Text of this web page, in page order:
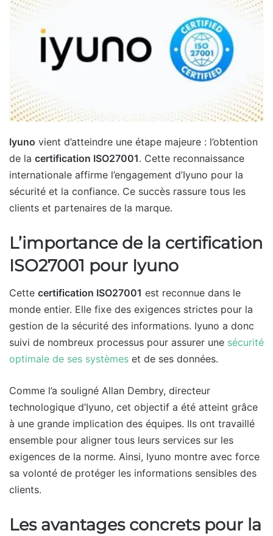
Iyuno vient d’atteindre une étape majeure : l’obtention
de la certification ISO27001. Cette reconnaissance
internationale affirme l’engagement d’Iyuno pour la
sécurité et la confiance. Ce succès rassure tous les
clients et partenaires de la marque.
L’importance de la certification
ISO27001 pour Iyuno
Cette certification ISO27001 est reconnue dans le
monde entier. Elle fixe des exigences strictes pour la
gestion de la sécurité des informations. Iyuno a donc
suivi de nombreux processus pour assurer une sécurité
optimale de ses systèmes et de ses données.
Comme l’a souligné Allan Dembry, directeur
technologique d’Iyuno, cet objectif a été atteint grâce
à une grande implication des équipes. Ils ont travaillé
ensemble pour aligner tous leurs services sur les
exigences de la norme. Ainsi, Iyuno montre avec force
sa volonté de protéger les informations sensibles des
clients.
Les avantages concrets pour la